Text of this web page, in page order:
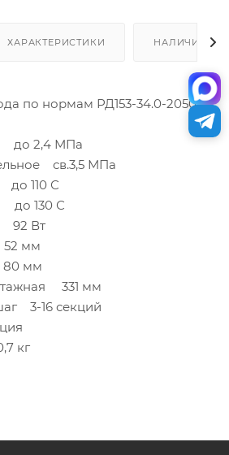
ХАРАКТЕРИСТИКИ НАЛИЧИЕ
по нормам РД153-34.0-20501-
до 2,4 МПа
св.3,5 МПа
до 110 С
до 130 С
92 Вт
52 мм
мм
331 мм
3-16 секций
кг